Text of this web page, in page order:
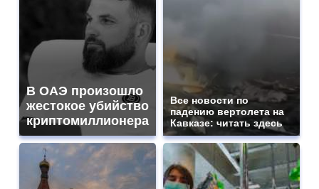
В ОАЭ произошло
жестокое убийство
криптомиллионера
Все новости по
падению вертолета на
Кавказе: читать здесь